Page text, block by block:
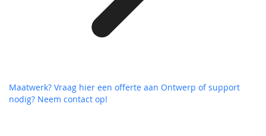
Maatwerk? Vraag hier een offerte aan Ontwerp of support
nodig? Neem contact op!